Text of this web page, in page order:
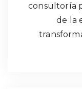
consultoría
de la